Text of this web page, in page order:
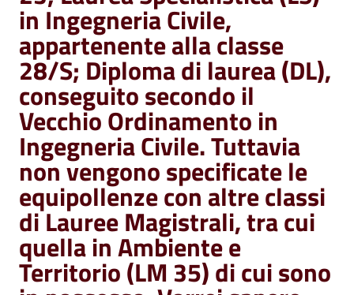
in Ingegneria Civile,
appartenente alla classe
28/S; Diploma di laurea (DL),
conseguito secondo il
Vecchio Ordinamento in
Ingegneria Civile. Tuttavia
non vengono specificate le
equipollenze con altre classi
di Lauree Magistrali, tra cui
quella in Ambiente e
Territorio (LM 35) di cui sono